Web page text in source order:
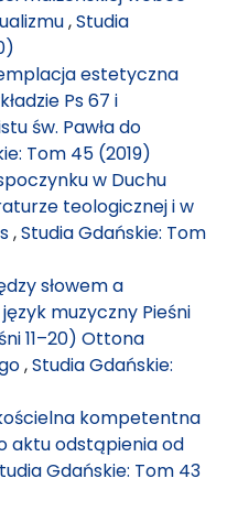
,Studia
estetyczna
Ps 67 i
św. Pawła do
Tom 45 (2019)
w Duchu
teologicznej i w
,Studia Gdańskie: Tom
słowem a
muzyczny Pieśni
11–20) Ottona
,Studia Gdańskie:
kompetentna
aktu odstąpienia od
Gdańskie: Tom 43